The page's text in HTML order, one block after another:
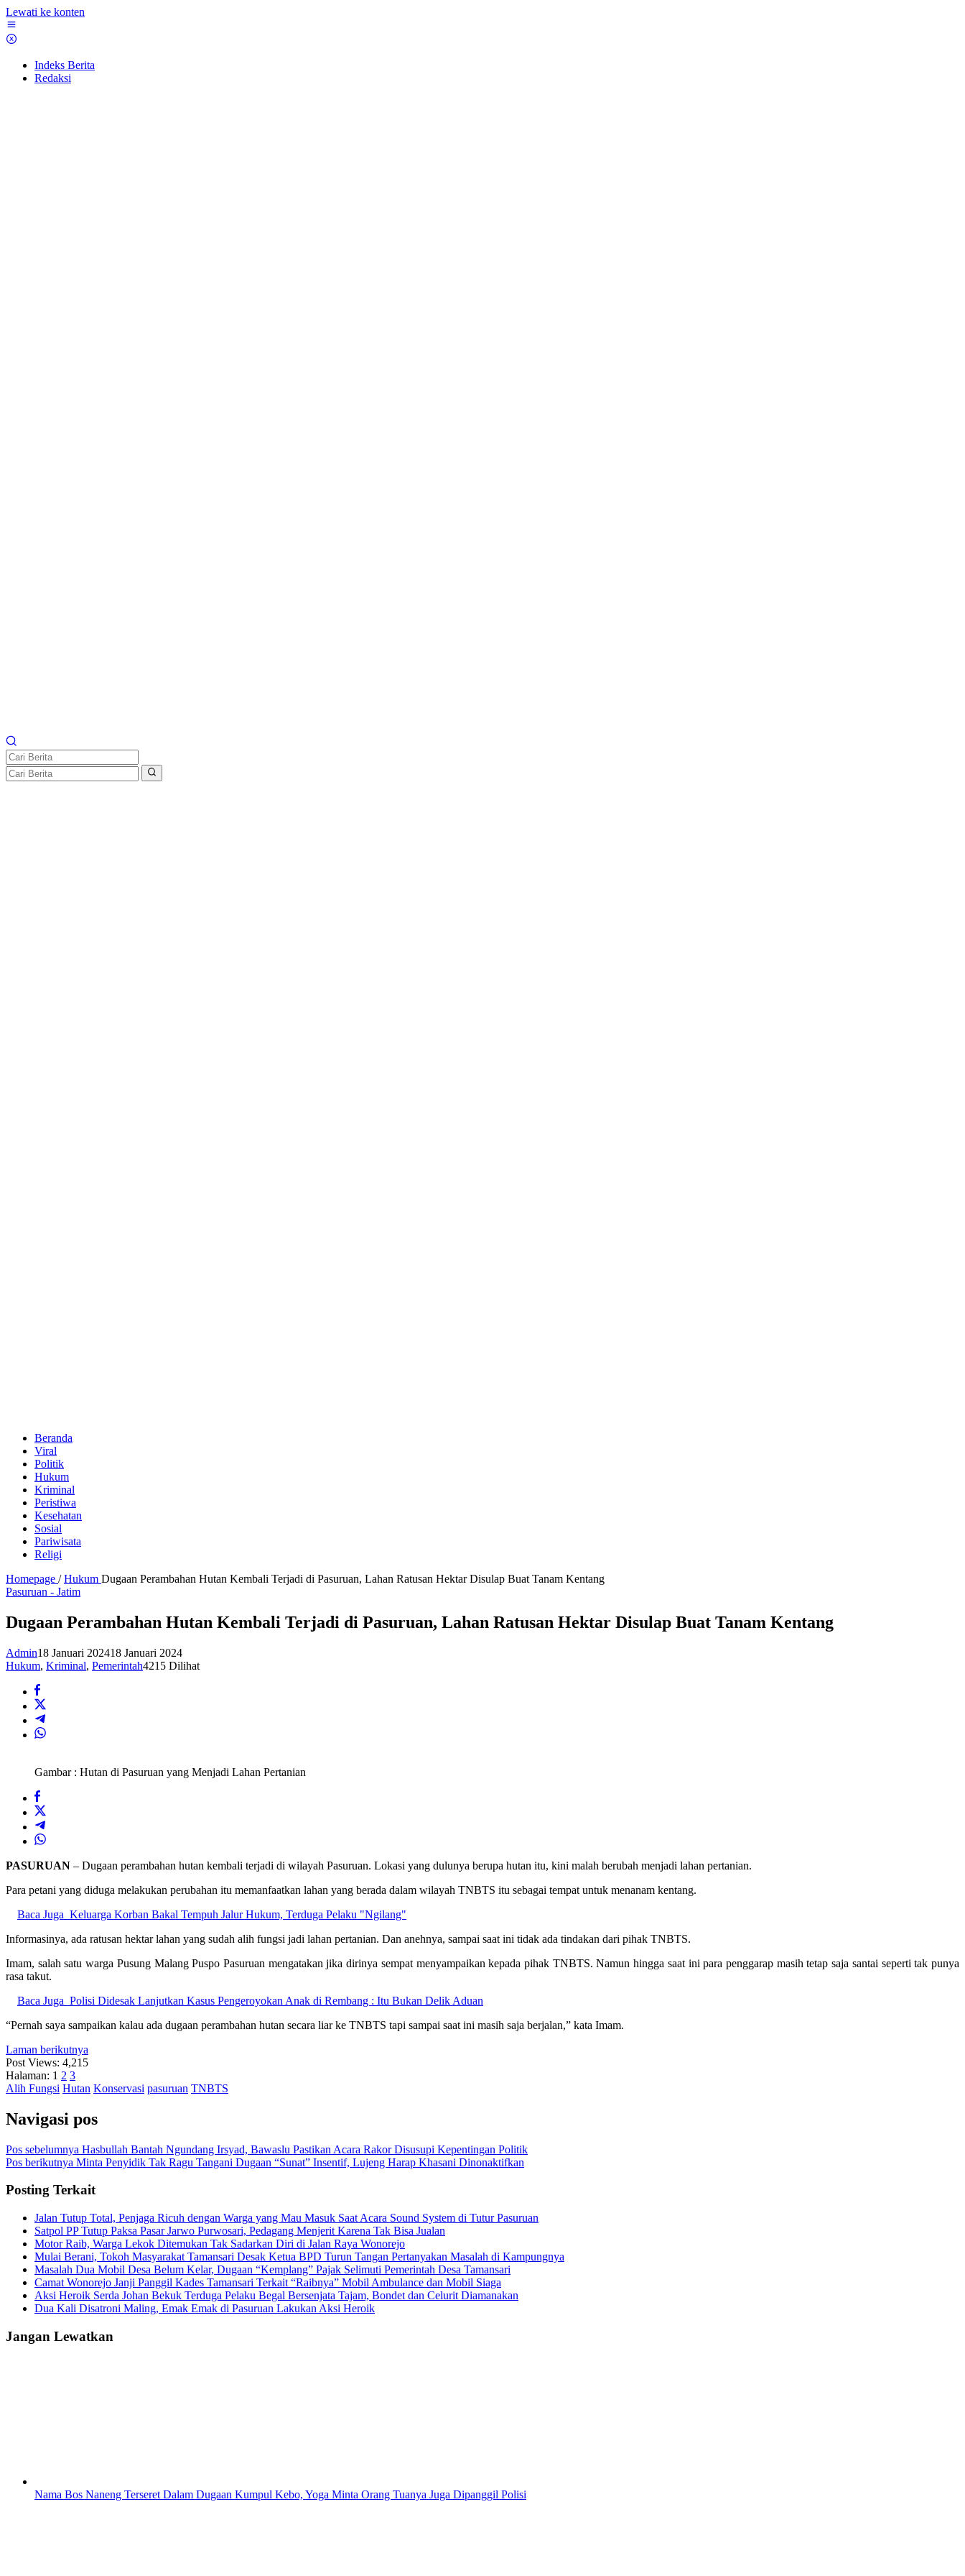
Lewati ke konten
Indeks Berita
Redaksi
Beranda
Viral
Politik
Hukum
Kriminal
Peristiwa
Kesehatan
Sosial
Pariwisata
Religi
Homepage / Hukum Dugaan Perambahan Hutan Kembali Terjadi di Pasuruan, Lahan Ratusan Hektar Disulap Buat Tanam Kentang
Pasuruan - Jatim
Dugaan Perambahan Hutan Kembali Terjadi di Pasuruan, Lahan Ratusan Hektar Disulap Buat Tanam Kentang
Admin18 Januari 202418 Januari 2024
Hukum, Kriminal, Pemerintah4215 Dilihat
Gambar : Hutan di Pasuruan yang Menjadi Lahan Pertanian
PASURUAN – Dugaan perambahan hutan kembali terjadi di wilayah Pasuruan. Lokasi yang dulunya berupa hutan itu, kini malah berubah menjadi lahan pertanian.
Para petani yang diduga melakukan perubahan itu memanfaatkan lahan yang berada dalam wilayah TNBTS itu sebagai tempat untuk menanam kentang.
Baca Juga Keluarga Korban Bakal Tempuh Jalur Hukum, Terduga Pelaku "Ngilang"
Informasinya, ada ratusan hektar lahan yang sudah alih fungsi jadi lahan pertanian. Dan anehnya, sampai saat ini tidak ada tindakan dari pihak TNBTS.
Imam, salah satu warga Pusung Malang Puspo Pasuruan mengatakan jika dirinya sempat menyampaikan kepada pihak TNBTS. Namun hingga saat ini para penggarap masih tetap saja santai seperti tak punya
rasa takut.
Baca Juga Polisi Didesak Lanjutkan Kasus Pengeroyokan Anak di Rembang : Itu Bukan Delik Aduan
“Pernah saya sampaikan kalau ada dugaan perambahan hutan secara liar ke TNBTS tapi sampai saat ini masih saja berjalan,” kata Imam.
Laman berikutnya
Post Views: 4,215
Halaman: 1 2 3
Alih Fungsi Hutan Konservasi pasuruan TNBTS
Navigasi pos
Pos sebelumnya Hasbullah Bantah Ngundang Irsyad, Bawaslu Pastikan Acara Rakor Disusupi Kepentingan Politik
Pos berikutnya Minta Penyidik Tak Ragu Tangani Dugaan “Sunat” Insentif, Lujeng Harap Khasani Dinonaktifkan
Posting Terkait
Jalan Tutup Total, Penjaga Ricuh dengan Warga yang Mau Masuk Saat Acara Sound System di Tutur Pasuruan
Satpol PP Tutup Paksa Pasar Jarwo Purwosari, Pedagang Menjerit Karena Tak Bisa Jualan
Motor Raib, Warga Lekok Ditemukan Tak Sadarkan Diri di Jalan Raya Wonorejo
Mulai Berani, Tokoh Masyarakat Tamansari Desak Ketua BPD Turun Tangan Pertanyakan Masalah di Kampungnya
Masalah Dua Mobil Desa Belum Kelar, Dugaan “Kemplang” Pajak Selimuti Pemerintah Desa Tamansari
Camat Wonorejo Janji Panggil Kades Tamansari Terkait “Raibnya” Mobil Ambulance dan Mobil Siaga
Aksi Heroik Serda Johan Bekuk Terduga Pelaku Begal Bersenjata Tajam, Bondet dan Celurit Diamanakan
Dua Kali Disatroni Maling, Emak Emak di Pasuruan Lakukan Aksi Heroik
Jangan Lewatkan
Nama Bos Naneng Terseret Dalam Dugaan Kumpul Kebo, Yoga Minta Orang Tuanya Juga Dipanggil Polisi